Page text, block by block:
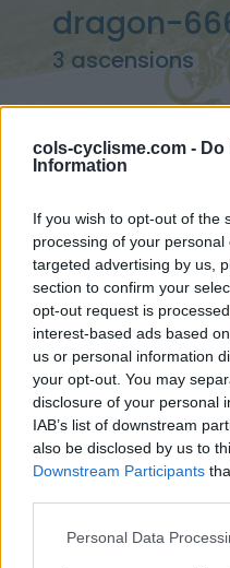
cols-cyclisme.com -
Information
If you wish to opt-out of the
processing of your
targeted advertising by us,
section to confirm your
opt-out request is
interest-based ads based
us or personal information
your opt-out. You may
disclosure of your personal
IAB’s list of downstream
also be disclosed by us to
Downstream Participants
Personal Data
dragon-
3 ascensions
Accueil>Mon compte >
INFORMATIONS
GALERIE
Nombre de
montées :
3
Nombre de
3
J'ai débuté le vélo
hasard en 2011 à 26